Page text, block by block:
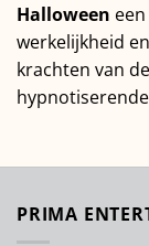
Halloween
werkelijkheid
krachten van
PRIMA